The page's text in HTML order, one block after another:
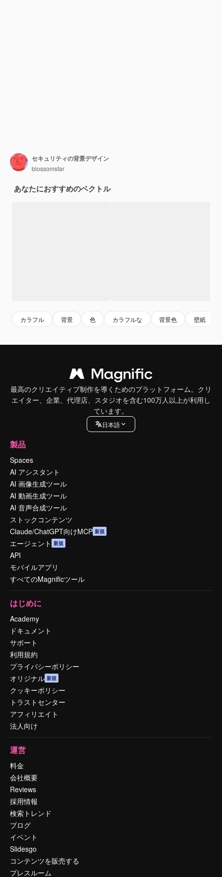
セキュリティの背景デザイン
blossomstar
あなたにおすすめのベクトル
カラフル 背景 色 カラフルな 背景色 壁紙
最高のクリエイティブ制作を導くためのプラットフォーム。クリ
エイター、企業、代理店、スタジオを含む100万人以上が利用し
ています。
日本語
製品
Spaces
AI アシスタント
AI 画像生成ツール
AI 動画生成ツール
AI 音声合成ツール
ストックコンテンツ
Claude/ChatGPT向けMCP 新規
エージェント 新規
API
モバイルアプリ
すべてのMagnificツール
はじめに
Academy
ドキュメント
サポート
利用規約
プライバシーポリシー
オリジナル 新規
クッキーポリシー
トラストセンター
アフィリエイト
法人向け
運営
料金
会社概要
Reviews
採用情報
検索トレンド
ブログ
イベント
Slidesgo
コンテンツを販売する
プレスルーム